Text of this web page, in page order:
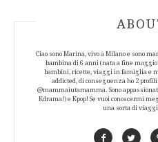
ABOUT
Ciao sono Marina, vivo a Milano e sono
bambina di 6 anni (nata a fine
bambini, ricette, viaggi in famiglia e
addicted, di conseguenza ho 2
@mammaiutamamma. Sono
Kdrama!) e Kpop! Se vuoi conoscermi
una sorta di
Facebook